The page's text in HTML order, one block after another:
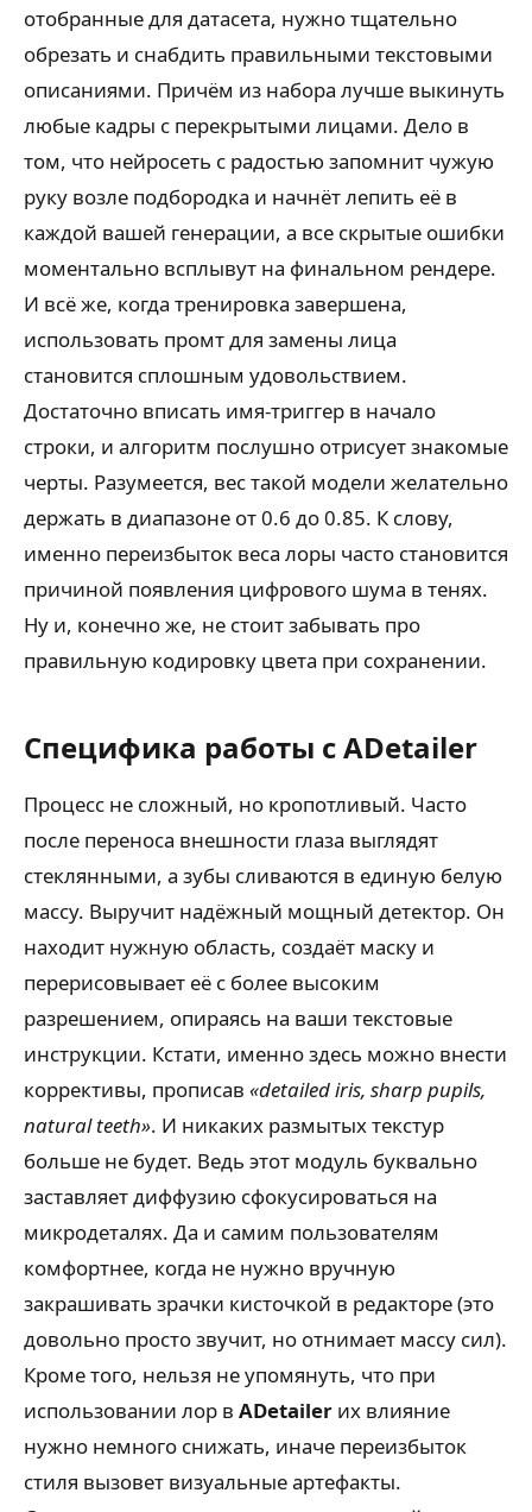
отобранные для датасета, нужно тщательно
обрезать и снабдить правильными текстовыми
описаниями. Причём из набора лучше выкинуть
любые кадры с перекрытыми лицами. Дело в
том, что нейросеть с радостью запомнит чужую
руку возле подбородка и начнёт лепить её в
каждой вашей генерации, а все скрытые ошибки
моментально всплывут на финальном рендере.
И всё же, когда тренировка завершена,
использовать промт для замены лица
становится сплошным удовольствием.
Достаточно вписать имя-триггер в начало
строки, и алгоритм послушно отрисует знакомые
черты. Разумеется, вес такой модели желательно
держать в диапазоне от 0.6 до 0.85. К слову,
именно переизбыток веса лоры часто становится
причиной появления цифрового шума в тенях.
Ну и, конечно же, не стоит забывать про
правильную кодировку цвета при сохранении.
Специфика работы с ADetailer
Процесс не сложный, но кропотливый. Часто
после переноса внешности глаза выглядят
стеклянными, а зубы сливаются в единую белую
массу. Выручит надёжный мощный детектор. Он
находит нужную область, создаёт маску и
перерисовывает её с более высоким
разрешением, опираясь на ваши текстовые
инструкции. Кстати, именно здесь можно внести
коррективы, прописав «detailed iris, sharp pupils,
natural teeth». И никаких размытых текстур
больше не будет. Ведь этот модуль буквально
заставляет диффузию сфокусироваться на
микродеталях. Да и самим пользователям
комфортнее, когда не нужно вручную
закрашивать зрачки кисточкой в редакторе (это
довольно просто звучит, но отнимает массу сил).
Кроме того, нельзя не упомянуть, что при
использовании лор в ADetailer их влияние
нужно немного снижать, иначе переизбыток
стиля вызовет визуальные артефакты.